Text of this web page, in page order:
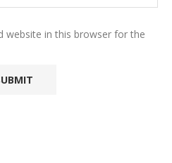
website in this browser for the